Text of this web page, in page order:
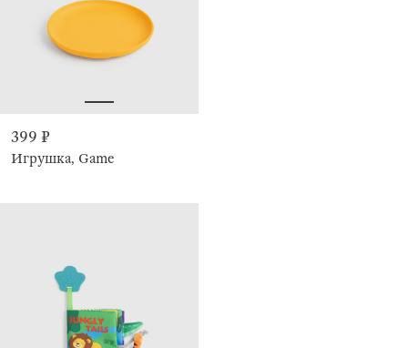
399 ₽
Игрушка, Game